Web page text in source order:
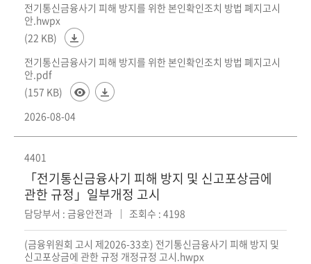
전기통신금융사기 피해 방지를 위한 본인확인조치 방법 폐지고시
안.hwpx
(22 KB)
전기통신금융사기 피해 방지를 위한 본인확인조치 방법 폐지고시
안.pdf
(157 KB)
2026-08-04
4401
「전기통신금융사기 피해 방지 및 신고포상금에
관한 규정」일부개정 고시
담당부서 : 금융안전과 조회수 : 4198
(금융위원회 고시 제2026-33호) 전기통신금융사기 피해 방지 및
신고포상금에 관한 규정 개정규정 고시.hwpx